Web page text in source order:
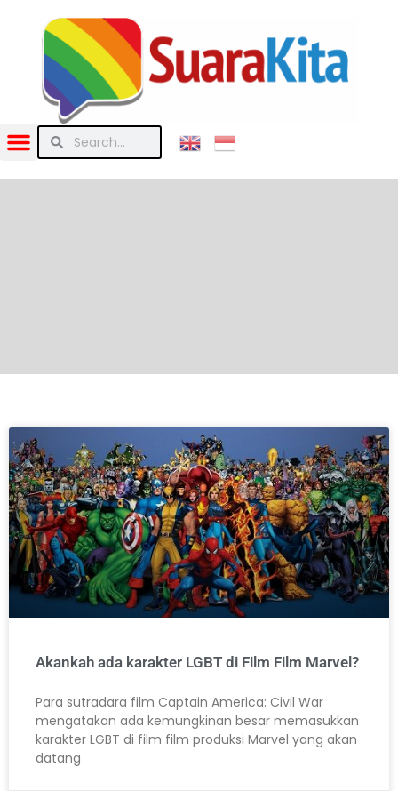
Akankah ada karakter LGBT di Film Film Marvel?
Para sutradara film Captain America: Civil War
mengatakan ada kemungkinan besar memasukkan
karakter LGBT di film film produksi Marvel yang akan
datang